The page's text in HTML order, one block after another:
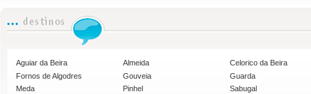
Aguiar da Beira Almeida
Celorico da Beira
Fornos de Algodres
Gouveia
Guarda
Meda
Pinhel
Sabugal